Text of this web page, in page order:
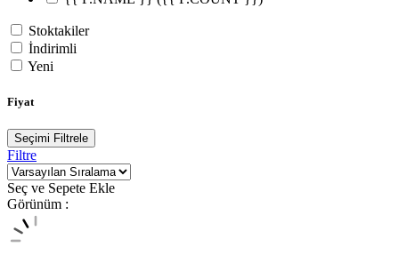
Stoktakiler
İndirimli
Yeni
Fiyat
Seçimi Filtrele
Filtre
Seç ve Sepete Ekle
Görünüm :